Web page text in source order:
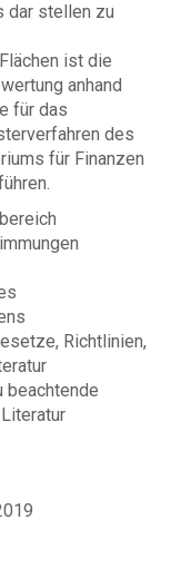
dar stellen zu
ist die
anhand
für das
des
für Finanzen
Richtlinien,
beachtende